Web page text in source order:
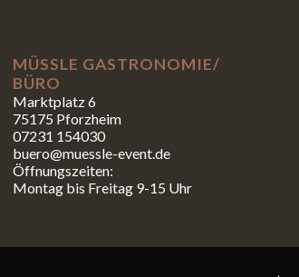
MÜSSLE GASTRONOMIE/
BÜRO
Marktplatz 6
75175 Pforzheim
07231 154030
buero@muessle-event.de
Öffnungszeiten:
Montag bis Freitag 9-15 Uhr